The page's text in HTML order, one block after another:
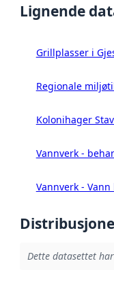
Lignende
Grillplasser i
Regionale
Kolonihager
Vannverk -
Vannverk -
Dette datasettet